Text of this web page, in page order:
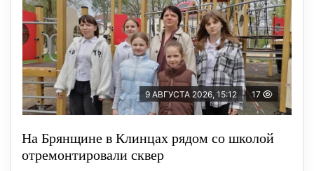
9 АВГУСТА 2026, 15:12 17
На Брянщине в Клинцах рядом со школой
отремонтировали сквер